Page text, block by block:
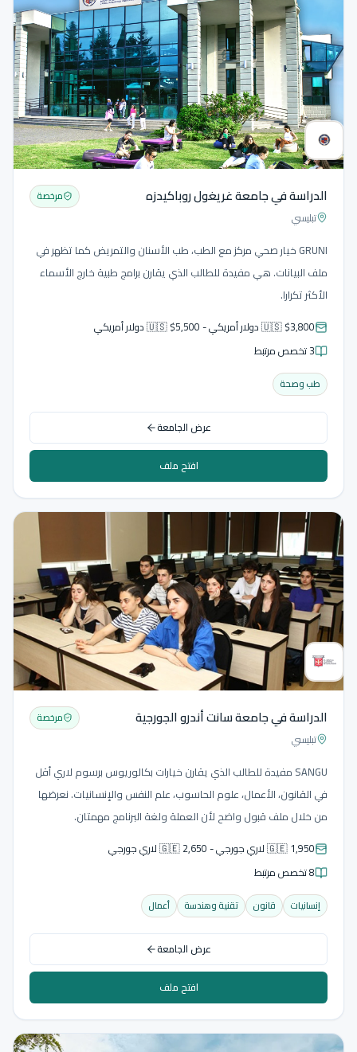
الدراسة في جامعة غريغول روباكيدزه
تبليسي
مرخصة
GRUNI خيار صحي مركز مع الطب، طب الأسنان والتمريض كما تظهر في
ملف البيانات. هي مفيدة للطالب الذي يقارن برامج طبية خارج الأسماء
الأكثر تكرارا.
🇺🇸 $3,800 دولار أمريكي - 🇺🇸 $5,500 دولار أمريكي
3 تخصص مرتبط
طب وصحة
عرض الجامعة
افتح ملف
الدراسة في جامعة سانت أندرو الجورجية
تبليسي
مرخصة
SANGU مفيدة للطالب الذي يقارن خيارات بكالوريوس برسوم لاري أقل
في القانون، الأعمال، علوم الحاسوب، علم النفس والإنسانيات. نعرضها
من خلال ملف قبول واضح لأن العملة ولغة البرنامج مهمتان.
🇬🇪 1,950 لاري جورجي - 🇬🇪 2,650 لاري جورجي
8 تخصص مرتبط
إنسانيات قانون تقنية وهندسة أعمال
عرض الجامعة
افتح ملف